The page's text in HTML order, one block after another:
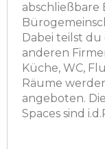
abschließbare
Dabei teilst du
anderen
Küche, WC,
Räume
angeboten.
Spaces sind